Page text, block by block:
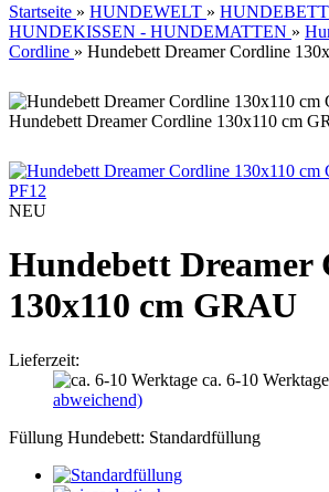
Startseite » HUNDEWELT »
HUNDEKISSEN - HUNDEMATTEN »
Cordline » Hundebett Dreamer Cordline
Hundebett Dreamer Cordline 130x110 cm
PF12
NEU
Hundebett Dreamer
130x110 cm GRAU
Lieferzeit:
ca. 6-10 Werktage
abweichend)
Füllung Hundebett: Standardfüllung